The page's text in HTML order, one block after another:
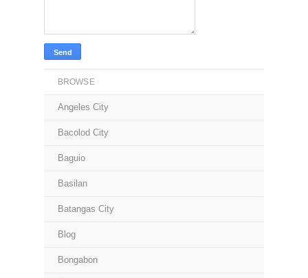
BROWSE
Angeles City
Bacolod City
Baguio
Basilan
Batangas City
Blog
Bongabon